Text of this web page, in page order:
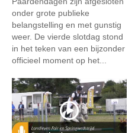
onder grote publieke
belangstelling en met gunstig
weer. De vierde slotdag stond
in het teken van een bijzonder
officieel moment op het...